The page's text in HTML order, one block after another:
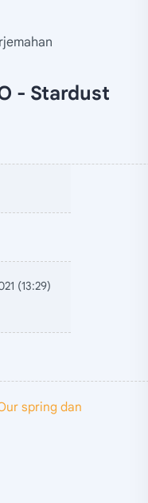
- Stardust
(13:29)
spring dan